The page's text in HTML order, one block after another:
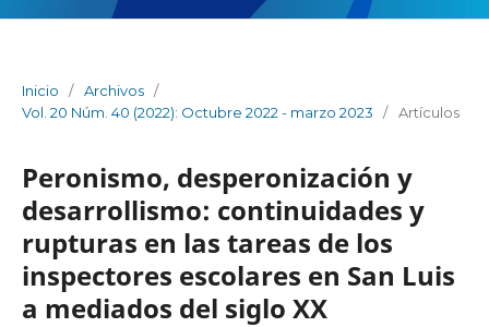
Inicio / Archivos /
Vol. 20 Núm. 40 (2022): Octubre 2022 - marzo 2023
/ Artículos
Peronismo, desperonización y
desarrollismo: continuidades y
rupturas en las tareas de los
inspectores escolares en San Luis
a mediados del siglo XX